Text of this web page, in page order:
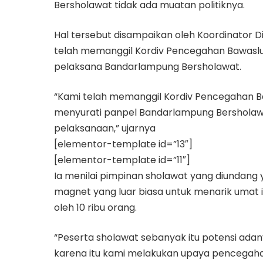
Bersholawat tidak ada muatan politiknya.
Hal tersebut disampaikan oleh Koordinator
telah memanggil Kordiv Pencegahan
pelaksana Bandarlampung Bersholawat.
“Kami telah memanggil Kordiv Pencegahan
menyurati panpel Bandarlampung
pelaksanaan,” ujarnya
[elementor-template id=”13″]
[elementor-template id=”11″]
Ia menilai pimpinan sholawat yang diundang
magnet yang luar biasa untuk menarik
oleh 10 ribu orang.
“Peserta sholawat sebanyak itu potensi
karena itu kami melakukan upaya